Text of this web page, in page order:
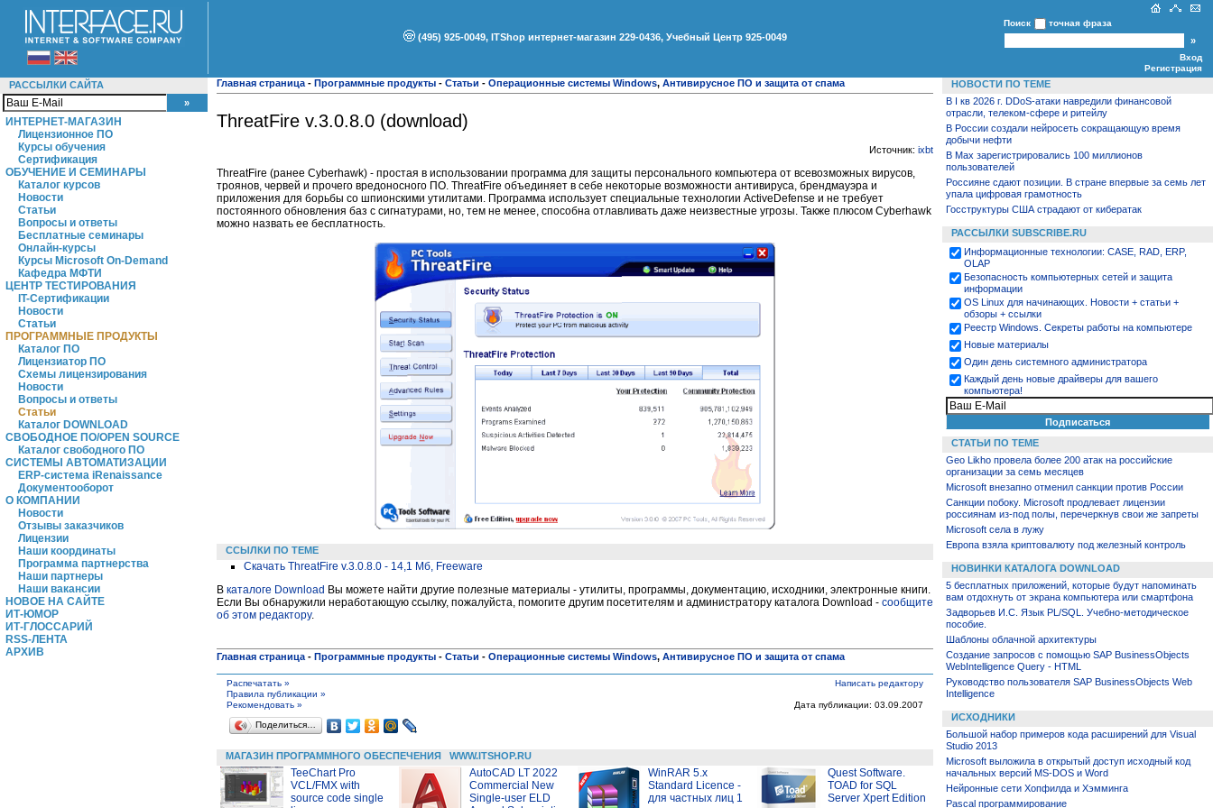
(495) 925-0049, ITShop интернет-магазин 229-0436, Учебный Центр 925-0049
Поиск точная фраза
Вход
Регистрация
РАССЫЛКИ САЙТА
ИНТЕРНЕТ-МАГАЗИН
Лицензионное ПО
Курсы обучения
Сертификация
ОБУЧЕНИЕ И СЕМИНАРЫ
Каталог курсов
Новости
Статьи
Вопросы и ответы
Бесплатные семинары
Онлайн-курсы
Курсы Microsoft On-Demand
Кафедра МФТИ
ЦЕНТР ТЕСТИРОВАНИЯ
IT-Сертификации
Новости
Статьи
ПРОГРАММНЫЕ ПРОДУКТЫ
Каталог ПО
Лицензиатор ПО
Схемы лицензирования
Новости
Вопросы и ответы
Статьи
Каталог DOWNLOAD
СВОБОДНОЕ ПО/OPEN SOURCE
Каталог свободного ПО
СИСТЕМЫ АВТОМАТИЗАЦИИ
ERP-система iRenaissance
Документооборот
О КОМПАНИИ
Новости
Отзывы заказчиков
Лицензии
Наши координаты
Программа партнерства
Наши партнеры
Наши вакансии
НОВОЕ НА САЙТЕ
ИТ-ЮМОР
ИТ-ГЛОССАРИЙ
RSS-ЛЕНТА
АРХИВ
Главная страница - Программные продукты - Статьи - Операционные системы Windows, Антивирусное ПО и защита от спама
ThreatFire v.3.0.8.0 (download)
Источник: ixbt
ThreatFire (ранее Cyberhawk) - простая в использовании программа для защиты персонального компьютера от всевозможных вирусов,
троянов, червей и прочего вредоносного ПО. ThreatFire объединяет в себе некоторые возможности антивируса, брендмауэра и
приложения для борьбы со шпионскими утилитами. Программа использует специальные технологии ActiveDefense и не требует
постоянного обновления баз с сигнатурами, но, тем не менее, способна отлавливать даже неизвестные угрозы. Также плюсом Cyberhawk
можно назвать ее бесплатность.
ССЫЛКИ ПО ТЕМЕ
Скачать ThreatFire v.3.0.8.0 - 14,1 Мб, Freeware
В каталоге Download Вы можете найти другие полезные материалы - утилиты, программы, документацию, исходники, электронные книги.
Если Вы обнаружили неработающую ссылку, пожалуйста, помогите другим посетителям и администратору каталога Download - сообщите
об этом редактору.
Главная страница - Программные продукты - Статьи - Операционные системы Windows, Антивирусное ПО и защита от спама
Распечатать »
Правила публикации »
Написать редактору
Рекомендовать »
Дата публикации: 03.09.2007
Поделиться…
МАГАЗИН ПРОГРАММНОГО ОБЕСПЕЧЕНИЯ WWW.ITSHOP.RU
TeeChart Pro
VCL/FMX with
source code single
AutoCAD LT 2022
Commercial New
Single-user ELD
WinRAR 5.x
Standard Licence -
для частных лиц 1
Quest Software.
TOAD for SQL
Server Xpert Edition
НОВОСТИ ПО ТЕМЕ
В I кв 2026 г. DDoS-атаки навредили финансовой
отрасли, телеком-сфере и ритейлу
В России создали нейросеть сокращающую время
добычи нефти
В Max зарегистрировались 100 миллионов
пользователей
Россияне сдают позиции. В стране впервые за семь лет
упала цифровая грамотность
Госструктуры США страдают от кибератак
РАССЫЛКИ SUBSCRIBE.RU
Информационные технологии: CASE, RAD, ERP,
OLAP
Безопасность компьютерных сетей и защита
информации
OS Linux для начинающих. Новости + статьи +
обзоры + ссылки
Реестр Windows. Секреты работы на компьютере
Новые материалы
Один день системного администратора
Каждый день новые драйверы для вашего
компьютера!
СТАТЬИ ПО ТЕМЕ
Geo Likho провела более 200 атак на российские
организации за семь месяцев
Microsoft внезапно отменил санкции против России
Санкции побоку. Microsoft продлевает лицензии
россиянам из-под полы, перечеркнув свои же запреты
Microsoft села в лужу
Европа взяла криптовалюту под железный контроль
НОВИНКИ КАТАЛОГА DOWNLOAD
5 бесплатных приложений, которые будут напоминать
вам отдохнуть от экрана компьютера или смартфона
Задворьев И.С. Язык PL/SQL. Учебно-методическое
пособие.
Шаблоны облачной архитектуры
Создание запросов с помощью SAP BusinessObjects
WebIntelligence Query - HTML
Руководство пользователя SAP BusinessObjects Web
Intelligence
ИСХОДНИКИ
Большой набор примеров кода расширений для Visual
Studio 2013
Microsoft выложила в открытый доступ исходный код
начальных версий MS-DOS и Word
Нейронные сети Хопфилда и Хэмминга
Pascal программирование